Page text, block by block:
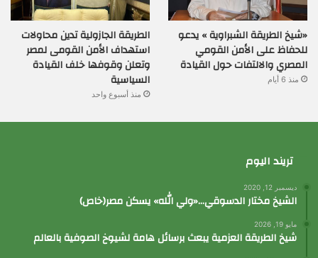
«شيخ الطريقة الشبراوية » يدعو
للحفاظ على الأمن القومي
المصري والالتفات حول القيادة
منذ 6 أيام
الطريقة الجازولية تدين محاولات
استهداف الأمن القومى لمصر
وتعلن وقوفها خلف القيادة
السياسية
منذ أسبوع واحد
تريند اليوم
ديسمبر 12, 2020
الشيخ مختار الدسوقي…«ولي الله» يسكن مصر(خاص)
مايو 19, 2026
شيخ الطريقة العزمية يبعث برسائل هامة لشيوخ الصوفية بالعالم